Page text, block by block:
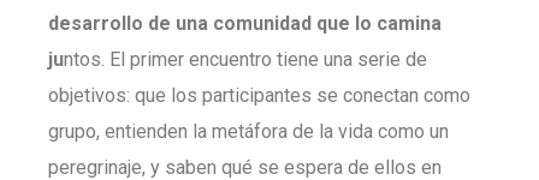
desarrollo de una comunidad que lo camina
juntos. El primer encuentro tiene una serie de
objetivos: que los participantes se conectan como
grupo, entienden la metáfora de la vida como un
peregrinaje, y saben qué se espera de ellos en